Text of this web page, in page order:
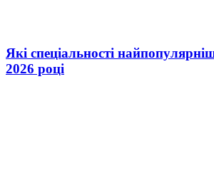
Які спеціальності
2026 році